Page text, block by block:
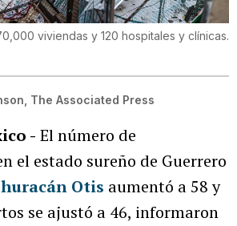
viviendas y 120 hospitales y clínicas.
The Associated Press
- El número de
el estado sureño de Guerrero
huracán Otis aumentó a 58 y
se ajustó a 46, informaron